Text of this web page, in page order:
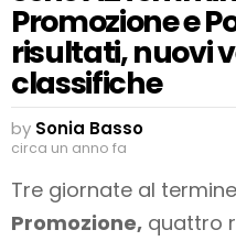
Promozione e
risultati, nuovi
classifiche
by Sonia Basso
circa un anno fa
Tre giornate al
Promozione, quattro